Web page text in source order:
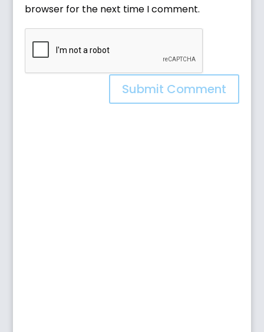
browser for the next time I comment.
Submit Comment